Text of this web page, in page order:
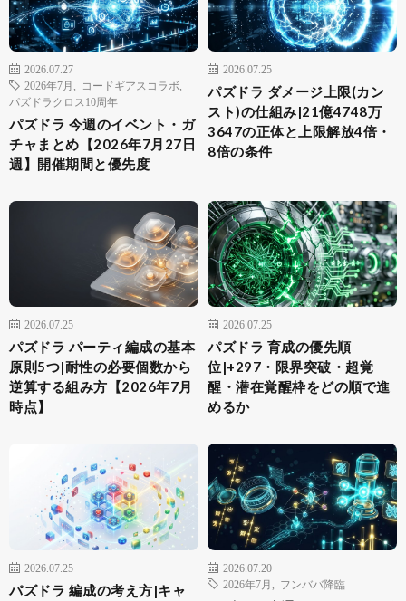
2026.07.27
2026年7月
コードギアスコラボ
パズドラクロス10周年
パズドラ 今週のイベント・ガ
チャまとめ【2026年7月27日
週】開催期間と優先度
2026.07.25
パズドラ ダメージ上限(カン
スト)の仕組み|21億4748万
3647の正体と上限解放4倍・
8倍の条件
2026.07.25
パズドラ パーティ編成の基本
原則5つ|耐性の必要個数から
逆算する組み方【2026年7月
時点】
2026.07.25
パズドラ 育成の優先順
位|+297・限界突破・超覚
醒・潜在覚醒枠をどの順で進
めるか
2026.07.25
パズドラ 編成の考え方|キャ
2026.07.20
2026年7月
フンババ降臨